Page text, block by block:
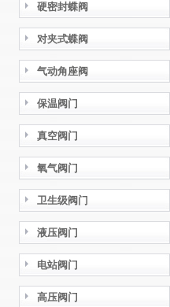
硬密封蝶阀
对夹式蝶阀
气动角座阀
保温阀门
真空阀门
氧气阀门
卫生级阀门
液压阀门
电站阀门
高压阀门